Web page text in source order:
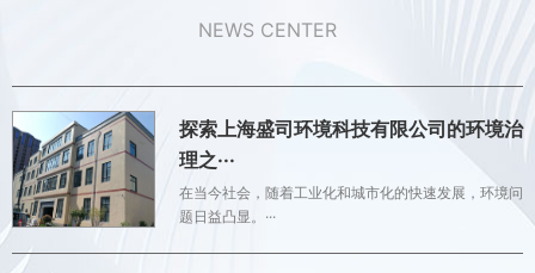
NEWS CENTER
探索上海盛司环境科技有限公司的环境治
理之···
在当今社会，随着工业化和城市化的快速发展，环境问
题日益凸显。···